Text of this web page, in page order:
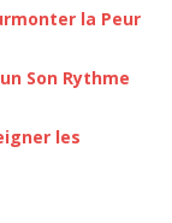
la Peur
Son Rythme
les